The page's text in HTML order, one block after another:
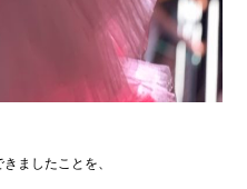
ましたことを、